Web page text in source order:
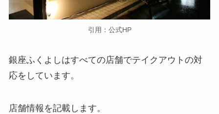
引用：公式HP
銀座ふくよしはすべての店舗でテイクアウトの対
応をしています。
店舗情報を記載します。